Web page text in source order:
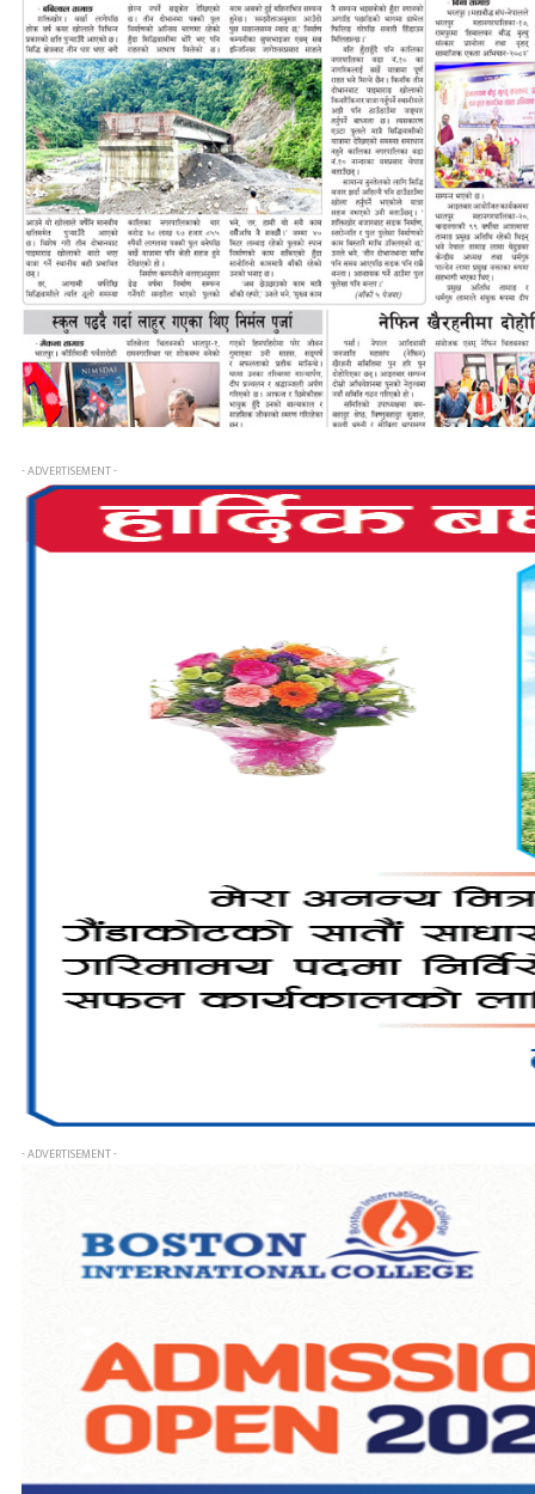
- ADVERTISEMENT -
- ADVERTISEMENT -